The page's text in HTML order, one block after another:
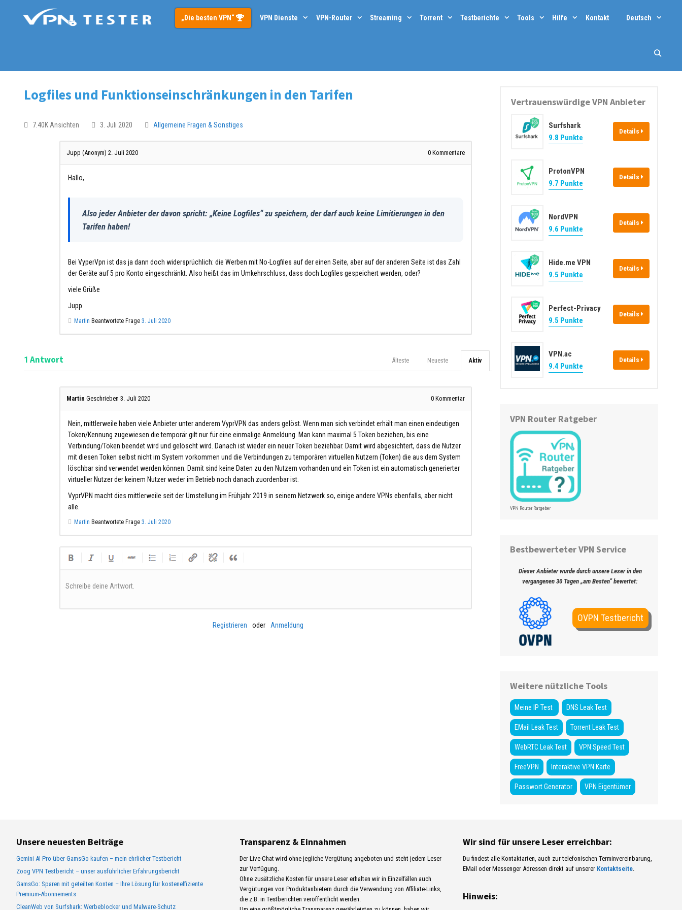
„Die besten VPN“ VPN Dienste VPN-Router Streaming Torrent Testberichte Tools Hilfe Kontakt Deutsch
Logfiles und Funktionseinschränkungen in den Tarifen
7.40K Ansichten 3. Juli 2020 Allgemeine Fragen & Sonstiges
Jupp (Anonym) 2. Juli 2020 0Kommentare
Hallo,
Also jeder Anbieter der davon spricht: „Keine Logfiles“ zu speichern, der darf auch keine Limitierungen in den
Tarifen haben!
Bei VyperVpn ist das ja dann doch widersprüchlich: die Werben mit No-Logfiles auf der einen Seite, aber auf der anderen Seite ist das Zahl
der Geräte auf 5 pro Konto eingeschränkt. Also heißt das im Umkehrschluss, dass doch Logfiles gespeichert werden, oder?
viele Grüße
Jupp
Martin Beantwortete Frage 3. Juli 2020
1 Antwort Aktiv
Neueste
Älteste
Martin Geschrieben 3. Juli 2020 0Kommentar
Nein, mittlerweile haben viele Anbieter unter anderem VyprVPN das anders gelöst. Wenn man sich verbindet erhält man einen eindeutigen
Token/Kennung zugewiesen die temporär gilt nur für eine einmalige Anmeldung. Man kann maximal 5 Token beziehen, bis eine
Verbindung/Token beendet wird und gelöscht wird. Danach ist wieder ein neuer Token beziehbar. Damit wird abgesichtert, dass die Nutzer
mit diesen Token selbst nicht im System vorkommen und die Verbindungen zu temporären virtuellen Nutzern (Token) die aus dem System
löschbar sind verwendet werden können. Damit sind keine Daten zu den Nutzern vorhanden und ein Token ist ein automatisch generierter
virtueller Nutzer der keinem Nutzer weder im Betrieb noch danach zuordenbar ist.
VyprVPN macht dies mittlerweile seit der Umstellung im Frühjahr 2019 in seinem Netzwerk so, einige andere VPNs ebenfalls, aber nicht
alle.
Martin Beantwortete Frage 3. Juli 2020
Schreibe deine Antwort.
Registrieren oder Anmeldung
Vertrauenswürdige VPN Anbieter
Surfshark
9.8 Punkte
Details
ProtonVPN
9.7 Punkte
Details
NordVPN
9.6 Punkte
Details
Hide.me VPN
9.5 Punkte
Details
Perfect-Privacy
9.5 Punkte
Details
VPN.ac
9.4 Punkte
Details
VPN Router Ratgeber
VPN Router Ratgeber
Bestbewerteter VPN Service
Dieser Anbieter wurde durch unsere Leser in den
vergangenen 30 Tagen „am Besten“ bewertet:
OVPN Testbericht
Weitere nützliche Tools
Meine IP Test DNS Leak Test
EMail Leak Test Torrent Leak Test
WebRTC Leak Test VPN Speed Test
FreeVPN Interaktive VPN Karte
Passwort Generator VPN Eigentümer
Unsere neuesten Beiträge
Gemini AI Pro über GamsGo kaufen – mein ehrlicher Testbericht
Zoog VPN Testbericht – unser ausführlicher Erfahrungsbericht
GamsGo: Sparen mit geteilten Konten – Ihre Lösung für kosteneffiziente
Premium-Abonnements
CleanWeb von Surfshark: Werbeblocker und Malware-Schutz
Transparenz & Einnahmen
Der Live-Chat wird ohne jegliche Vergütung angeboten und steht jedem Leser
zur Verfügung.
Ohne zusätzliche Kosten für unsere Leser erhalten wir in Einzelfällen auch
Vergütungen von Produktanbietern durch die Verwendung von Affiliate-Links,
die z.B. in Testberichten veröffentlicht werden.
Wir sind für unsere Leser erreichbar:
Du findest alle Kontaktarten, auch zur telefonischen Terminvereinbarung,
EMail oder Messenger Adressen direkt auf unserer Kontaktseite.
Hinweis: